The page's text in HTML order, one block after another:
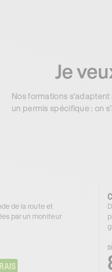
Je
Nos formations s'adaptent
un permis spécifique : on
de la route et
par un moniteur